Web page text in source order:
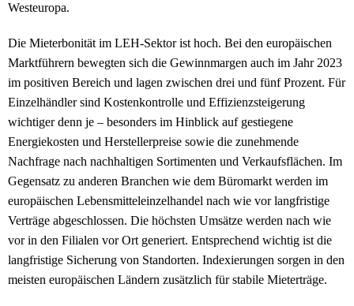
Westeuropa.
Die Mieterbonität im LEH-Sektor ist hoch. Bei den europäischen
Marktführern bewegten sich die Gewinnmargen auch im Jahr 2023
im positiven Bereich und lagen zwischen drei und fünf Prozent. Für
Einzelhändler sind Kostenkontrolle und Effizienzsteigerung
wichtiger denn je – besonders im Hinblick auf gestiegene
Energiekosten und Herstellerpreise sowie die zunehmende
Nachfrage nach nachhaltigen Sortimenten und Verkaufsflächen. Im
Gegensatz zu anderen Branchen wie dem Büromarkt werden im
europäischen Lebensmitteleinzelhandel nach wie vor langfristige
Verträge abgeschlossen. Die höchsten Umsätze werden nach wie
vor in den Filialen vor Ort generiert. Entsprechend wichtig ist die
langfristige Sicherung von Standorten. Indexierungen sorgen in den
meisten europäischen Ländern zusätzlich für stabile Mieterträge.